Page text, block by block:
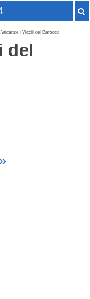
Vacanze i Vicoli del Barocco
del